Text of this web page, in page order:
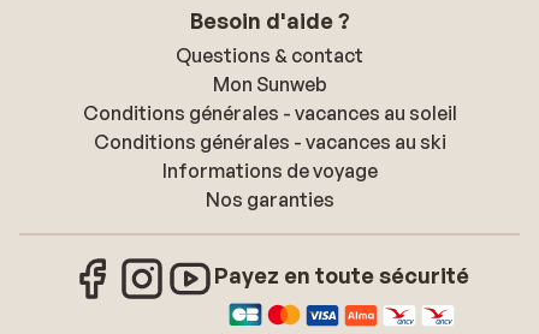
Besoin d'aide ?
Questions & contact
Mon Sunweb
Conditions générales - vacances au soleil
Conditions générales - vacances au ski
Informations de voyage
Nos garanties
Payez en toute sécurité